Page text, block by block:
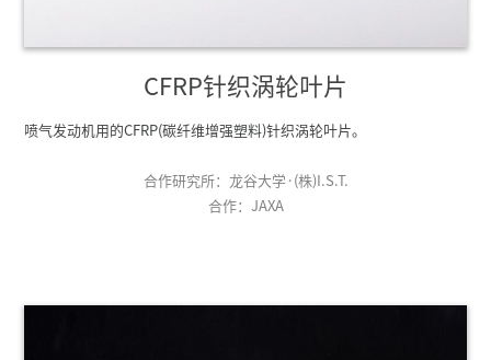
CFRP针织涡轮叶片
喷气发动机用的CFRP(碳纤维增强塑料)针织涡轮叶片。
合作研究所：龙谷大学·(株)I.S.T.
合作：JAXA